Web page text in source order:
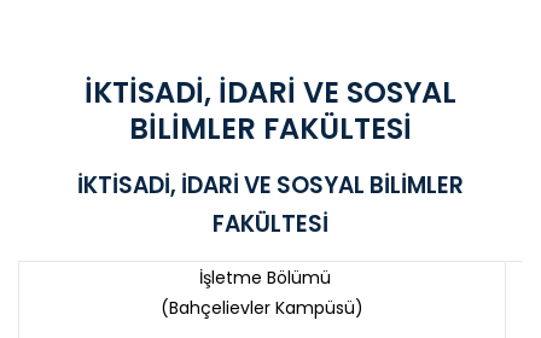
İKTİSADİ, İDARİ VE SOSYAL
BİLİMLER FAKÜLTESİ
İKTİSADİ, İDARİ VE SOSYAL BİLİMLER
FAKÜLTESİ
İşletme Bölümü
(Bahçelievler Kampüsü)